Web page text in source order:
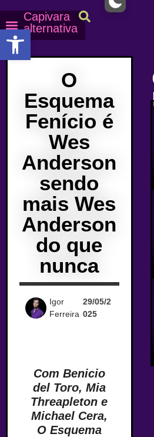
Capivara
alternativa
O
Esquema
Fenício é
Wes
Anderson
sendo
mais Wes
Anderson
do que
nunca
Igor
Ferreira
29/05/2
025
Com Benicio
del Toro, Mia
Threapleton e
Michael Cera,
O Esquema
Abrir a barra de